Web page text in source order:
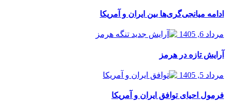
ادامه میانجی‌گری‌ها بین ایران و آمریکا
مرداد 6, 1405
آرایش تازه در هرمز
مرداد 5, 1405
فرمول احیای توافق ایران و آمریکا